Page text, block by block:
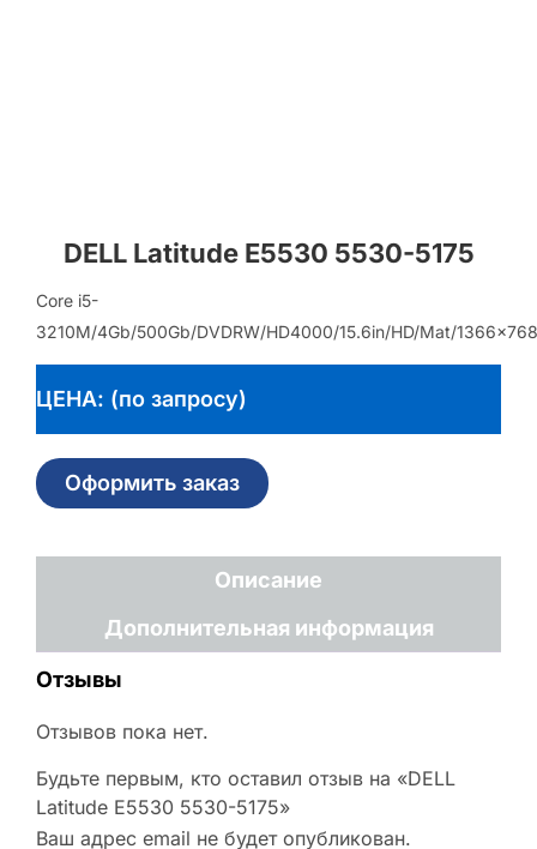
DELL Latitude E5530 5530-5175
Core i5-
3210M/4Gb/500Gb/DVDRW/HD4000/15.6in/HD/Mat/
ЦЕНА: (по запросу)
Оформить заказ
Описание
Дополнительная информация
Отзывы
Отзывов пока нет.
Будьте первым, кто оставил отзыв на «DELL
Latitude E5530 5530-5175»
Ваш адрес email не будет опубликован.